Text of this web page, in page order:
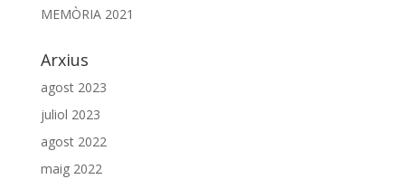
MEMÒRIA 2021
Arxius
agost 2023
juliol 2023
agost 2022
maig 2022